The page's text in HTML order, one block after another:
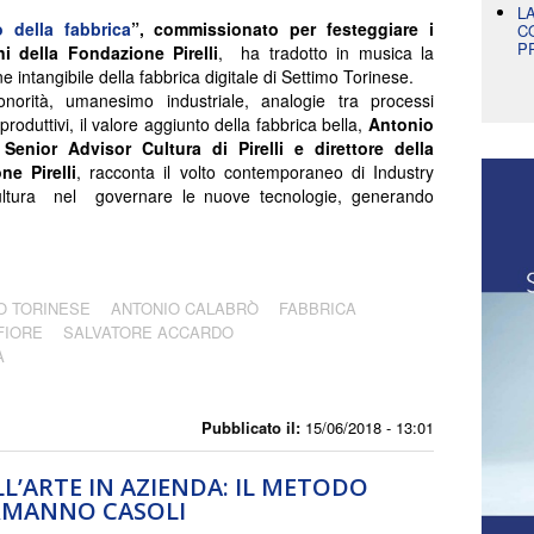
Pubblicato il: 15/06/2018 - 13:01
della fabbrica”, commissionato per festeggiare i
della Fondazione Pirelli, ha tradotto in musica la
intangibile della fabbrica digitale di Settimo Torinese.
umanesimo industriale, analogie tra processi
il valore aggiunto della fabbrica bella, Antonio
Senior Advisor Cultura di Pirelli e direttore della
Pirelli, racconta il volto contemporaneo di Industry
nel governare le nuove tecnologie, generando
TORINESE ANTONIO CALABRÒ
FABBRICA
SALVATORE ACCARDO
IN AZIENDA: IL METODO
CASOLI